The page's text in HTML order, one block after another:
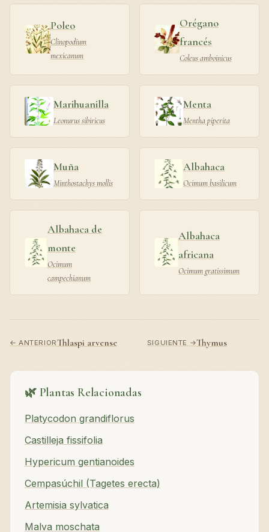
Poleo
Clinopodium
mexicanum
Orégano
francés
Coleus amboinicus
Marihuanilla
Leonurus sibiricus
Menta
Mentha piperita
Muña
Minthostachys mollis
Albahaca
Ocimum basilicum
Albahaca de
monte
Ocimum
campechianum
Albahaca
africana
Ocimum gratissimum
← ANTERIORThlaspi arvense SIGUIENTE →Thymus
🌿 Plantas Relacionadas
Platycodon grandiflorus
Castilleja fissifolia
Hypericum gentianoides
Cempasúchil (Tagetes erecta)
Artemisia sylvatica
Malva moschata